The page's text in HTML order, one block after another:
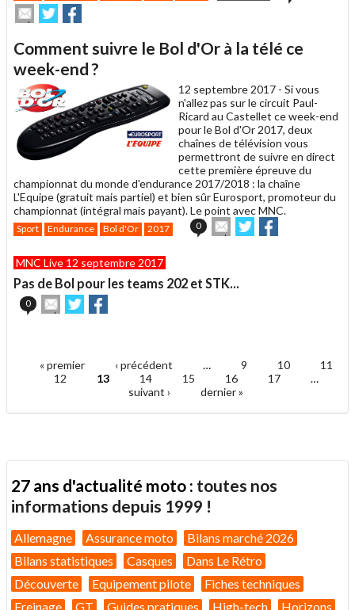
Envoyer
cet
à
un
ami
Partager
sur
sur
Comment suivre le Bol d'Or à la télé ce
week-end ?
12 septembre 2017 - Si vous
n'allez pas sur le circuit Paul-
Ricard au Castellet ce week-end
pour le Bol d'Or 2017, deux
chaînes de télévision vous
permettront de suivre en direct
cette première épreuve du
championnat du monde d'endurance 2017/2018 : la chaîne
L'Equipe (gratuit mais partiel) et bien sûr Eurosport, promoteur du
championnat (intégral mais payant). Le point avec MNC.
Sport Endurance Bol d'Or 2017 0
Envoyer
cet
un
ami
Partager
sur sur
MNC Live 12 septembre 2017
Pas de Bol pour les teams 202 et STK...
0
Envoyer
cet
ami
Partager
sur sur
Pages« premier ‹ précédent … 9 10
11
12
13 14 15 16 17
…
suivant ›
dernier »
27 ans d'actualité moto : toutes nos
informations depuis 1999 !
Allemagne Assurance moto
Bilans marché 2026
Bilans statistiques
Casques
Dans Le Rétro
Découverte
Equipement pilote
Fiches techniques
Freinage
GT Guides pratiques High-tech Horizons